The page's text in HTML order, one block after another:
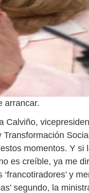
arrancar.
Calviño,
momentos. Y si
es creíble, ya me
y
segundo, la